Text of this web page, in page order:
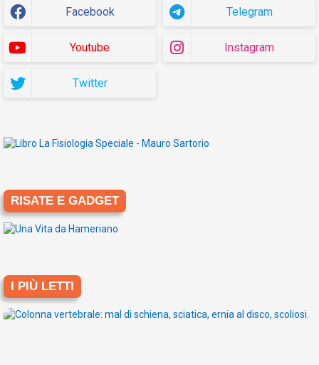
Facebook Telegram
Youtube Instagram
Twitter
RISATE E GADGET
I PIÙ LETTI